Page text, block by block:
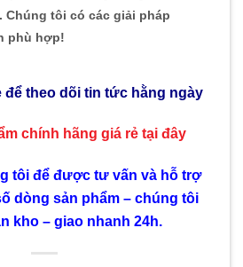
Chúng tôi có các giải pháp
phù hợp!
để theo dõi tin tức hằng ngày
chính hãng giá rẻ tại đây
tôi để được tư vấn và hỗ trợ
dòng sản phẩm – chúng tôi
kho – giao nhanh 24h.